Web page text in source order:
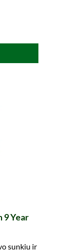
9 Year
sunkiu ir